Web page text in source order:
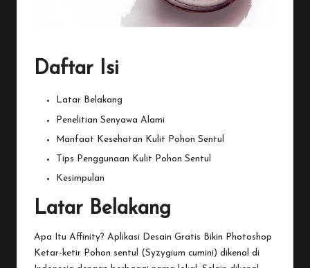
Daftar Isi
Latar Belakang
Penelitian Senyawa Alami
Manfaat Kesehatan Kulit Pohon Sentul
Tips Penggunaan Kulit Pohon Sentul
Kesimpulan
Latar Belakang
Apa Itu Affinity? Aplikasi Desain Gratis Bikin Photoshop
Ketar-ketir Pohon sentul (Syzygium cumini) dikenal di